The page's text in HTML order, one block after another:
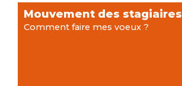
Mouvement des stagiaires
Comment faire mes voeux ?